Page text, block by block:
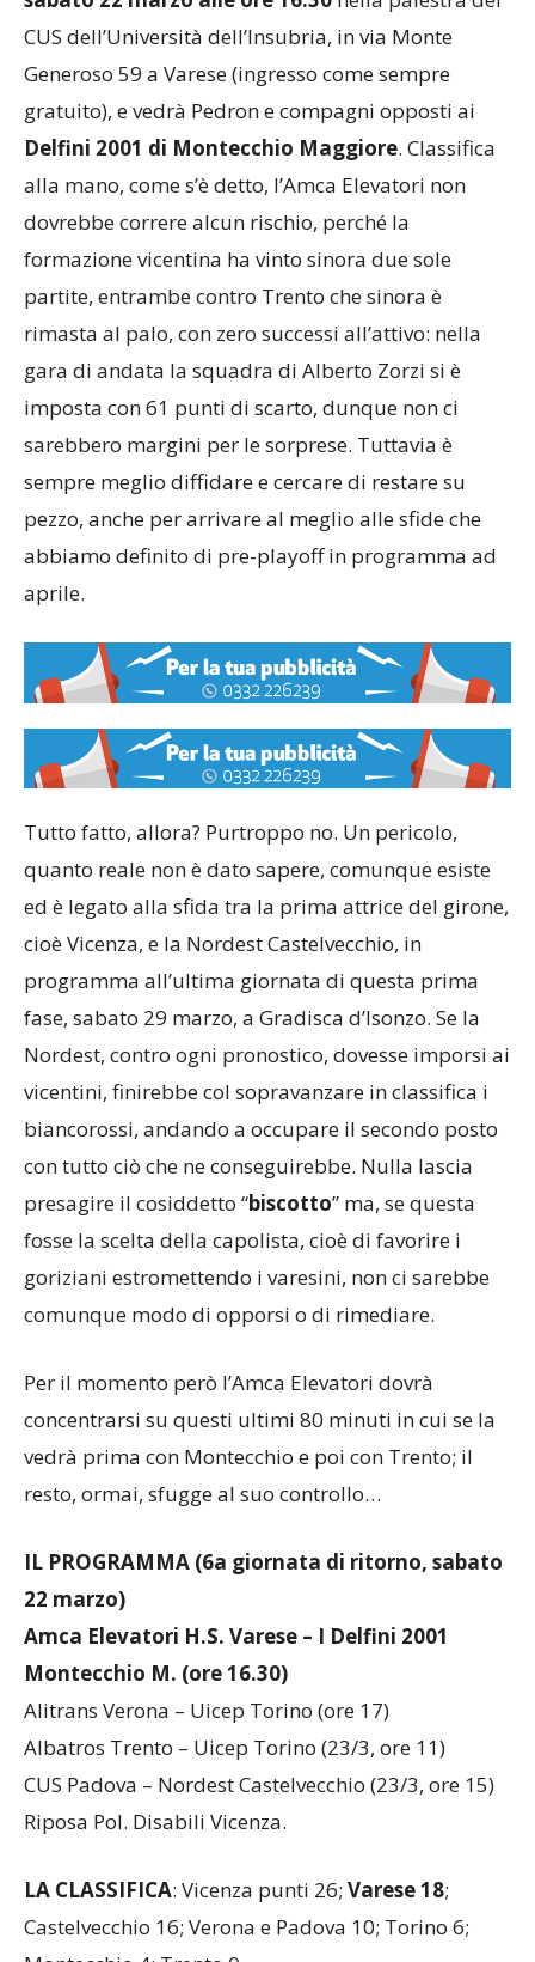
gratuito), e vedrà Pedron e compagni opposti ai
sarebbero margini per le sorprese. Tuttavia è
sempre meglio diffidare e cercare di restare su
pezzo, anche per arrivare al meglio alle sfide che
Tutto fatto, allora? Purtroppo no. Un pericolo,
quanto reale non è dato sapere, comunque esiste
ed è legato alla sfida tra la prima attrice del girone,
cioè Vicenza, e la Nordest Castelvecchio, in
programma all’ultima giornata di questa prima
fase, sabato 29 marzo, a Gradisca d’Isonzo. Se la
Nordest, contro ogni pronostico, dovesse imporsi ai
vicentini, finirebbe col sopravanzare in classifica i
biancorossi, andando a occupare il secondo posto
con tutto ciò che ne conseguirebbe. Nulla lascia
presagire il cosiddetto “biscotto” ma, se questa
fosse la scelta della capolista, cioè di favorire i
comunque modo di opporsi o di rimediare.
Per il momento però l’Amca Elevatori dovrà
concentrarsi su questi ultimi 80 minuti in cui se la
resto, ormai, sfugge al suo controllo…
IL PROGRAMMA (6a giornata di ritorno, sabato
22 marzo)
Amca Elevatori H.S. Varese – I Delfini 2001
Montecchio M. (ore 16.30)
Alitrans Verona – Uicep Torino (ore 17)
Albatros Trento – Uicep Torino (23/3, ore 11)
Riposa Pol. Disabili Vicenza.